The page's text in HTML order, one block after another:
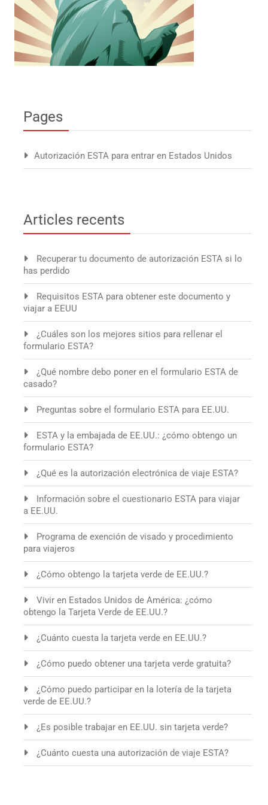
Pages
Autorización ESTA para entrar en Estados Unidos
Articles recents
Recuperar tu documento de autorización ESTA si lo
has perdido
Requisitos ESTA para obtener este documento y
viajar a EEUU
¿Cuáles son los mejores sitios para rellenar el
formulario ESTA?
¿Qué nombre debo poner en el formulario ESTA de
casado?
Preguntas sobre el formulario ESTA para EE.UU.
ESTA y la embajada de EE.UU.: ¿cómo obtengo un
formulario ESTA?
¿Qué es la autorización electrónica de viaje ESTA?
Información sobre el cuestionario ESTA para viajar
a EE.UU.
Programa de exención de visado y procedimiento
para viajeros
¿Cómo obtengo la tarjeta verde de EE.UU.?
Vivir en Estados Unidos de América: ¿cómo
obtengo la Tarjeta Verde de EE.UU.?
¿Cuánto cuesta la tarjeta verde en EE.UU.?
¿Cómo puedo obtener una tarjeta verde gratuita?
¿Cómo puedo participar en la lotería de la tarjeta
verde de EE.UU.?
¿Es posible trabajar en EE.UU. sin tarjeta verde?
¿Cuánto cuesta una autorización de viaje ESTA?